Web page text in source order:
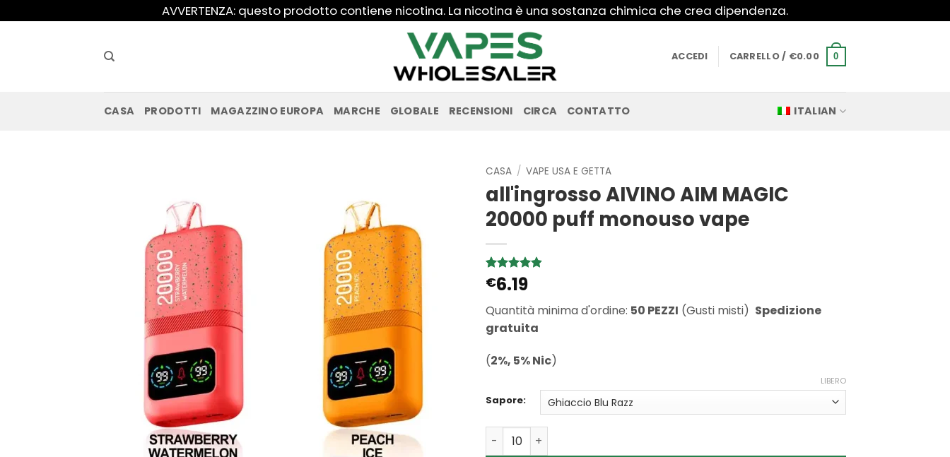
ai
AVVERTENZA: questo prodotto contiene nicotina. La nicotina è una sostanza chimica che crea dipendenza.
ACCEDI CARRELLO / €0.00 0
CASA PRODOTTI MAGAZZINO EUROPA MARCHE GLOBALE RECENSIONI CIRCA CONTATTO ITALIAN
CASA / VAPE USA E GETTA
all'ingrosso AIVINO AIM MAGIC
20000 puff monouso vape
Valutato
4.8su 5
5
recensioni
€6.19
Quantità minima d'ordine: 50 PEZZI (Gusti misti) Spedizione
gratuita
(2%, 5% Nic)
Sapore:
LIBERO
Quantità Wholesale AIVINO AIM MAGIC 20000 Puffs Disposable vape